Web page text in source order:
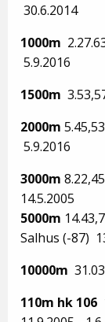
30.6.2014
1000m
5.9.2016
1500m
2000m
5.9.2016
3000m
14.5.2005
5000m
Salhus (-87)
10000m
110m hk 106